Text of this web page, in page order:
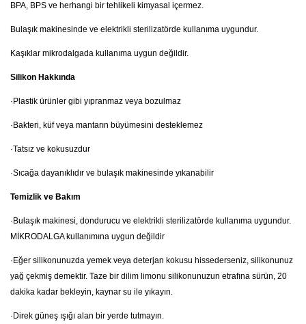
BPA, BPS ve herhangi bir tehlikeli kimyasal içermez.
Bulaşık makinesinde ve elektrikli sterilizatörde kullanıma uygundur.
Kaşıklar mikrodalgada kullanıma uygun değildir.
Silikon Hakkında
· Plastik ürünler gibi yıpranmaz veya bozulmaz
· Bakteri, küf veya mantarın büyümesini desteklemez
·Tatsız ve kokusuzdur
·Sıcağa dayanıklıdır ve bulaşık makinesinde yıkanabilir
Temizlik ve Bakım
· Bulaşık makinesi, dondurucu ve elektrikli sterilizatörde kullanıma uygundur.
MİKRODALGA kullanımına uygun değildir
· Eğer silikonunuzda yemek veya deterjan kokusu hissederseniz, silikonunuz
yağ çekmiş demektir. Taze bir dilim limonu silikonunuzun etrafına sürün, 20
dakika kadar bekleyin, kaynar su ile yıkayın.
· Direk güneş ışığı alan bir yerde tutmayın.